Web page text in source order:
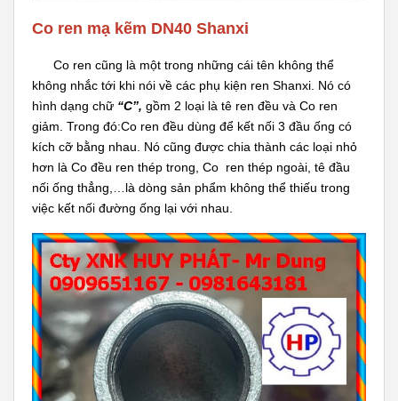
Co ren mạ kẽm DN40 Shanxi
Co ren cũng là một trong những cái tên không thể
không nhắc tới khi nói về các phụ kiện ren Shanxi. Nó có
hình dạng chữ “C”, gồm 2 loại là tê ren đều và Co ren
giảm. Trong đó:Co ren đều dùng để kết nối 3 đầu ống có
kích cỡ bằng nhau. Nó cũng được chia thành các loại nhỏ
hơn là Co đều ren thép trong, Co ren thép ngoài, tê đầu
nối ống thẳng,…là dòng sản phẩm không thể thiếu trong
việc kết nối đường ống lại với nhau.